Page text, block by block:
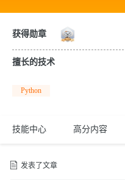
获得勋章
擅长的技术
Python
技能中心 高分内容
发表了文章